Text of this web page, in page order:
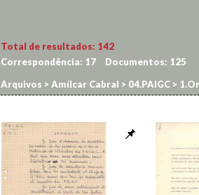
Total de resultados: 142
Correspondência: 17 Documentos: 125
Arquivos >Amílcar Cabral > 04.PAIGC >